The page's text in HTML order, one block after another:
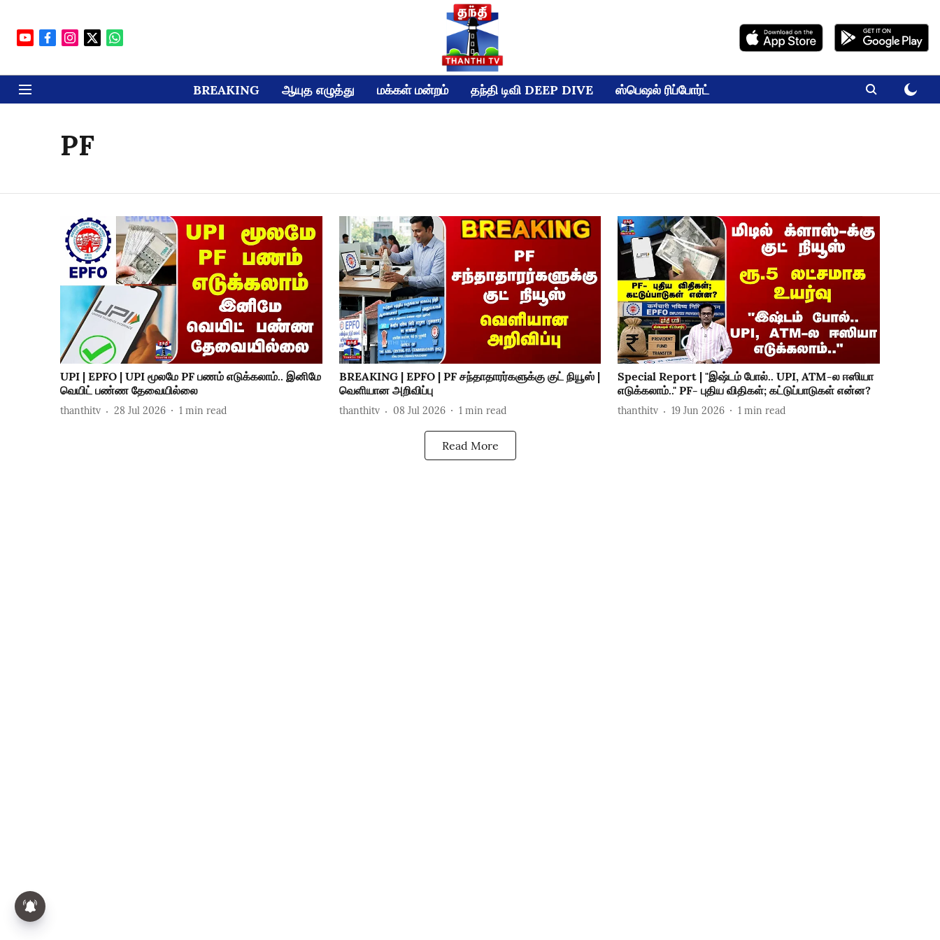
BREAKING ஆயுத எழுத்து மக்கள் மன்றம் தந்தி டிவி DEEP DIVE ஸ்பெஷல் ரிப்போர்ட்
PF
UPI | EPFO | UPI மூலமே PF பணம் எடுக்கலாம்.. இனிமே
வெயிட் பண்ண தேவையில்லை
thanthitv 28 Jul 2026 1 min read
BREAKING | EPFO | PF சந்தாதாரர்களுக்கு குட் நியூஸ் |
வெளியான அறிவிப்பு
thanthitv 08 Jul 2026 1 min read
Special Report | "இஷ்டம் போல்.. UPI, ATM-ல ஈஸியா
எடுக்கலாம்.." PF- புதிய விதிகள்; கட்டுப்பாடுகள் என்ன?
thanthitv 19 Jun 2026 1 min read
Read More